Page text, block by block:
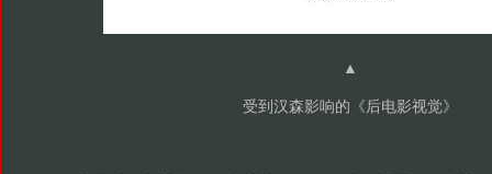
▲
受到汉森影响的《后电影视觉》